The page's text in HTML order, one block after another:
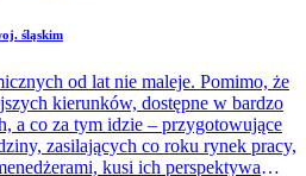
śląskim
od lat nie maleje. Pomimo, że
kierunków, dostępne w bardzo
a co za tym idzie – przygotowujące
zasilających co roku rynek pracy,
kusi ich perspektywa